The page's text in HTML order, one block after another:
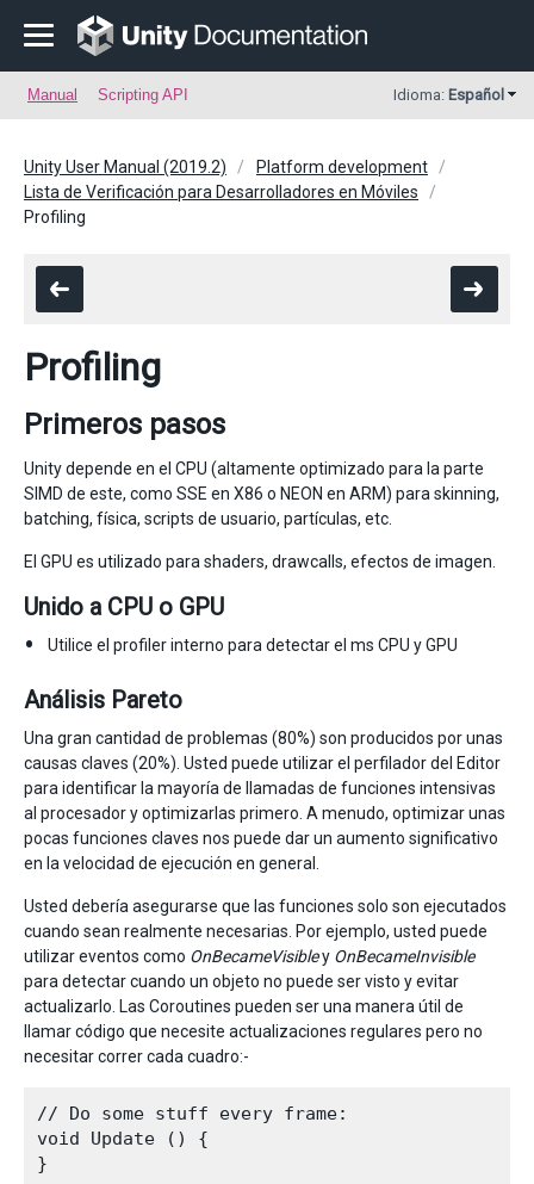
Manual Scripting API Idioma: Español
Unity User Manual (2019.2)
Platform development
Lista de Verificación para Desarrolladores en Móviles
Profiling
Profiling
Primeros pasos
Unity depende en el CPU (altamente optimizado para la parte
SIMD de este, como SSE en X86 o NEON en ARM) para skinning,
batching, física, scripts de usuario, partículas, etc.
El GPU es utilizado para shaders, drawcalls, efectos de imagen.
Unido a CPU o GPU
Utilice el profiler interno para detectar el ms CPU y GPU
Análisis Pareto
Una gran cantidad de problemas (80%) son producidos por unas
causas claves (20%). Usted puede utilizar el perfilador del Editor
para identificar la mayoría de llamadas de funciones intensivas
al procesador y optimizarlas primero. A menudo, optimizar unas
pocas funciones claves nos puede dar un aumento significativo
en la velocidad de ejecución en general.
Usted debería asegurarse que las funciones solo son ejecutados
cuando sean realmente necesarias. Por ejemplo, usted puede
utilizar eventos como OnBecameVisibley OnBecameInvisible
para detectar cuando un objeto no puede ser visto y evitar
actualizarlo. Las Coroutines pueden ser una manera útil de
llamar código que necesite actualizaciones regulares pero no
necesitar correr cada cuadro:-
// Do some stuff every frame:
void Update () {
}